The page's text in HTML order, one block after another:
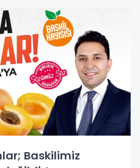
Baskilimiz